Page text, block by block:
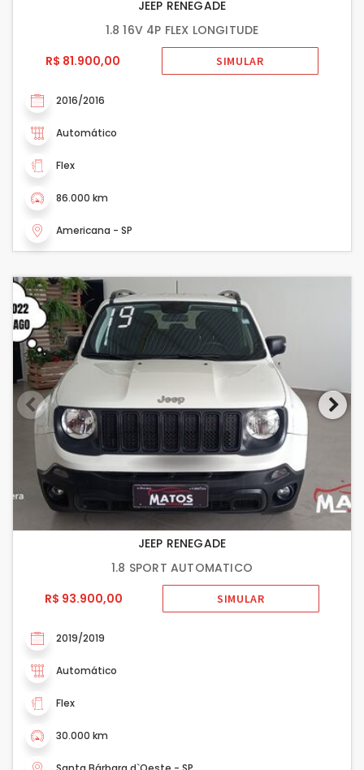
JEEP RENEGADE
1.8 16V 4P FLEX LONGITUDE
R$ 81.900,00
SIMULAR
2016/2016
Automático
Flex
86.000 km
Americana - SP
JEEP RENEGADE
1.8 SPORT AUTOMATICO
R$ 93.900,00
SIMULAR
2019/2019
Automático
Flex
30.000 km